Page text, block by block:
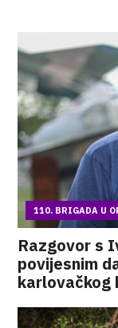
110. BRIGADA U
Razgovor s
povijesnim
karlovačkog